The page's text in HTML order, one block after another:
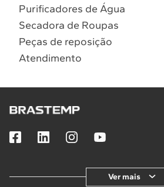
Purificadores de Água
Secadora de Roupas
Peças de reposição
Atendimento
Ver mais